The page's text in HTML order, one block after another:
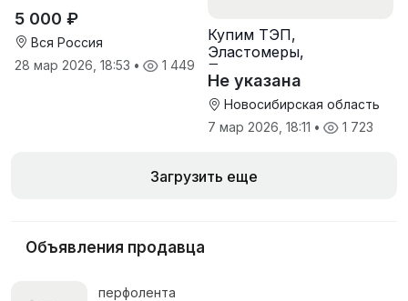
5 000 ₽
Вся Россия
28 мар 2026, 18:53 • 1 449
Купим ТЭП,
Эластомеры,
Полиуретаны
Не указана
Новосибирская область
7 мар 2026, 18:11 • 1 723
Загрузить еще
Объявления продавца
перфолента